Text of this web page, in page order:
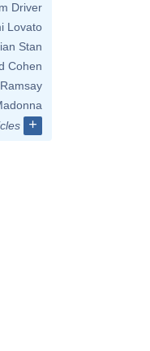
Driver
Lovato
Stan
Cohen
+